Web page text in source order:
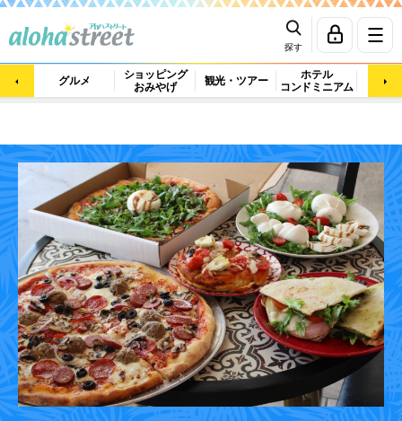
探す
グルメ
ショッピング
おみやげ
観光・ツアー
ホテル
コンドミニアム
マッ